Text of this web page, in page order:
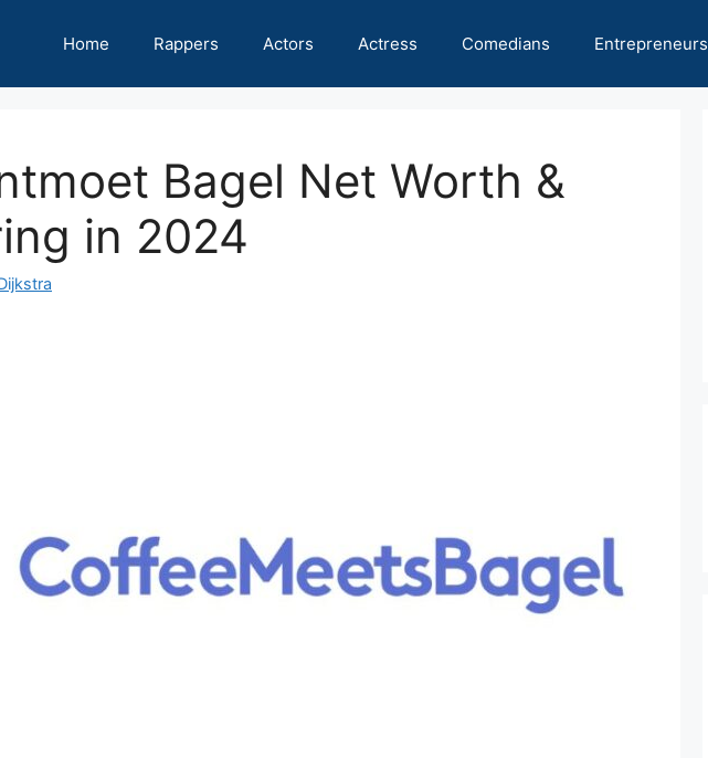
Home Rappers Actors Actress Comedians Entrepreneurs
Bagel Net Worth &
in 2024